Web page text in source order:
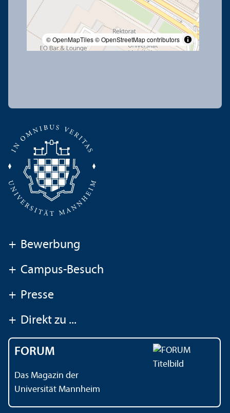
© OpenMapTiles© OpenStreetMap contributors
+ Bewerbung
+ Campus-Besuch
+ Presse
+ Direkt zu ...
FORUM
Das Magazin der
Universität Mannheim